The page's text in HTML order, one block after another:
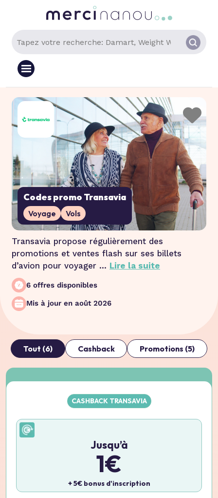
Codes promo Transavia
Voyage Vols
Transavia propose régulièrement des
promotions et ventes flash sur ses billets
d’avion pour voyager ... Lire la suite
6 offres disponibles
Mis à jour en août 2026
Tout (6) Cashback Promotions (5)
CASHBACK TRANSAVIA
Jusqu’à
1€
+ 5€ bonus d'inscription